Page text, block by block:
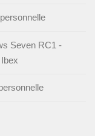
Seven RC1 -